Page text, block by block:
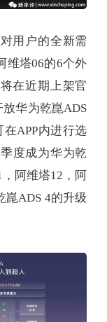
用户的全新需
维塔06的6个外
在近期上架官
华为乾崑ADS
APP内进行选
度成为华为乾
阿维塔12，阿
崑ADS 4的升级